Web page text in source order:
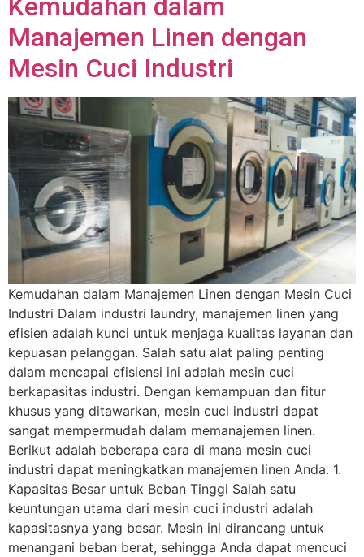
Kemudahan dalam
Manajemen Linen dengan
Mesin Cuci Industri
Kemudahan dalam Manajemen Linen dengan Mesin Cuci
Industri Dalam industri laundry, manajemen linen yang
efisien adalah kunci untuk menjaga kualitas layanan dan
kepuasan pelanggan. Salah satu alat paling penting
dalam mencapai efisiensi ini adalah mesin cuci
berkapasitas industri. Dengan kemampuan dan fitur
khusus yang ditawarkan, mesin cuci industri dapat
sangat mempermudah dalam memanajemen linen.
Berikut adalah beberapa cara di mana mesin cuci
industri dapat meningkatkan manajemen linen Anda. 1.
Kapasitas Besar untuk Beban Tinggi Salah satu
keuntungan utama dari mesin cuci industri adalah
kapasitasnya yang besar. Mesin ini dirancang untuk
menangani beban berat, sehingga Anda dapat mencuci